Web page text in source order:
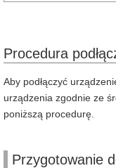
Procedura
Aby podłączyć
urządzenia zgodnie ze
poniższą procedurę.
Przygotowanie